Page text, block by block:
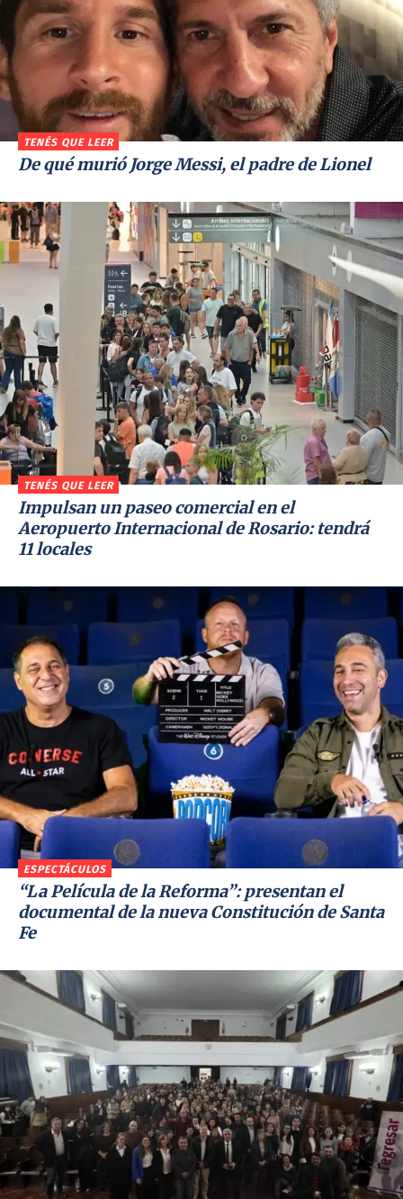
TENÉS QUE LEER
De qué murió Jorge Messi, el padre de Lionel
TENÉS QUE LEER
Impulsan un paseo comercial en el
Aeropuerto Internacional de Rosario: tendrá
11 locales
ESPECTÁCULOS
“La Película de la Reforma”: presentan el
documental de la nueva Constitución de Santa
Fe